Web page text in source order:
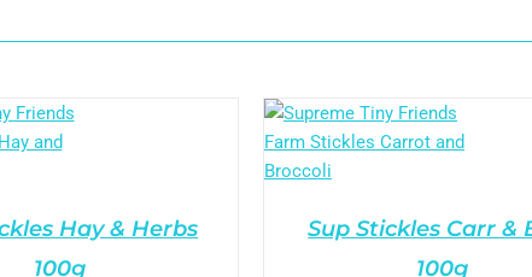
Hay & Herbs
100g
Sup Stickles Carr &
100g